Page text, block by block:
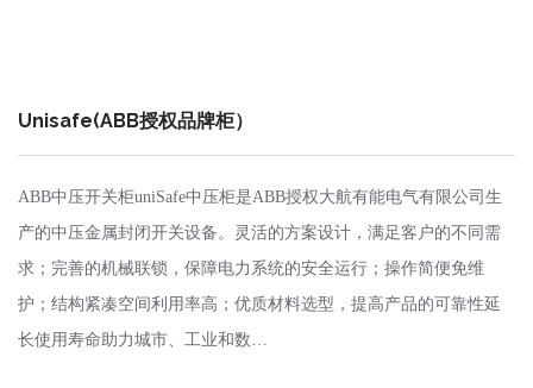
Unisafe(ABB授权品牌柜）
ABB中压开关柜uniSafe中压柜是ABB授权大航有能电气有限公司生
产的中压金属封闭开关设备。灵活的方案设计，满足客户的不同需
求；完善的机械联锁，保障电力系统的安全运行；操作简便免维
护；结构紧凑空间利用率高；优质材料选型，提高产品的可靠性延
长使用寿命助力城市、工业和数…